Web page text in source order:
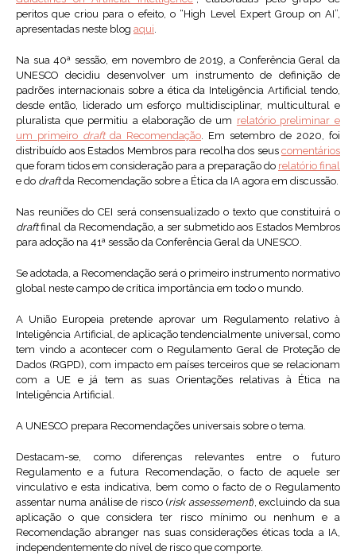
peritos que criou para o efeito, o “High Level Expert Group on AI”,
apresentadas neste blog aqui.
Na sua 40ª sessão, em novembro de 2019, a Conferência Geral da
UNESCO decidiu desenvolver um instrumento de definição de
padrões internacionais sobre a ética da Inteligência Artificial tendo,
desde então, liderado um esforço multidisciplinar, multicultural e
pluralista que permitiu a elaboração de um relatório preliminar e
um primeiro draftda Recomendação. Em setembro de 2020, foi
distribuído aos Estados Membros para recolha dos seus comentários
que foram tidos em consideração para a preparação do relatório final
e do draftda Recomendação sobre a Ética da IA agora em discussão.
Nas reuniões do CEI será consensualizado o texto que constituirá o
draftfinal da Recomendação, a ser submetido aos Estados Membros
para adoção na 41ª sessão da Conferência Geral da UNESCO.
Se adotada, a Recomendação será o primeiro instrumento normativo
global neste campo de crítica importância em todo o mundo.
A União Europeia pretende aprovar um Regulamento relativo à
Inteligência Artificial, de aplicação tendencialmente universal, como
tem vindo a acontecer com o Regulamento Geral de Proteção de
Dados (RGPD), com impacto em países terceiros que se relacionam
com a UE e já tem as suas Orientações relativas à Ética na
Inteligência Artificial.
A UNESCO prepara Recomendações universais sobre o tema.
Destacam-se, como diferenças relevantes entre o futuro
Regulamento e a futura Recomendação, o facto de aquele ser
vinculativo e esta indicativa, bem como o facto de o Regulamento
assentar numa análise de risco (risk assessement), excluindo da sua
aplicação o que considera ter risco mínimo ou nenhum e a
Recomendação abranger nas suas considerações éticas toda a IA,
independentemente do nível de risco que comporte.